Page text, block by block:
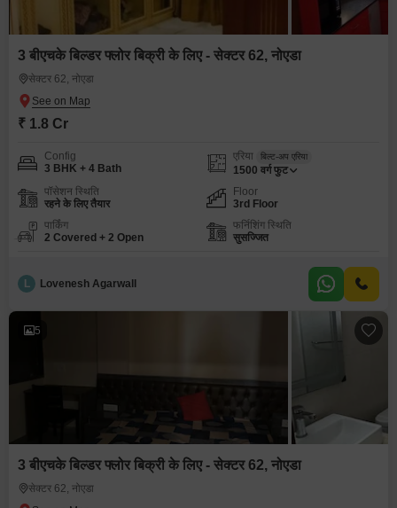
3 बीएचके बिल्डर फ्लोर बिक्री के लिए - सेक्टर 62, नोएडा
सेक्टर 62, नोएडा
₹ 1.8 Cr
Config
3 BHK + 4 Bath
एरिया बिल्ट-अप एरिया
1500 वर्ग फुट
पॉसेशन स्थिति
रहने के लिए तैयार
Floor
3rd Floor
पार्किंग
2 Covered + 2 Open
फर्निशिंग स्थिति
सुसज्जित
L Lovenesh Agarwall
5
3 बीएचके बिल्डर फ्लोर बिक्री के लिए - सेक्टर 62, नोएडा
सेक्टर 62, नोएडा